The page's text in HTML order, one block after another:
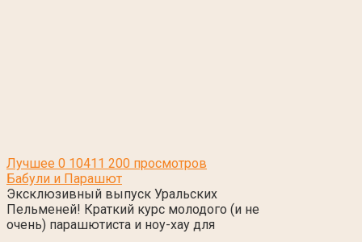
Лучшее 0 10411 200 просмотров
Бабули и Парашют
Эксклюзивный выпуск Уральских
Пельменей! Краткий курс молодого (и не
очень) парашютиста и ноу-хау для